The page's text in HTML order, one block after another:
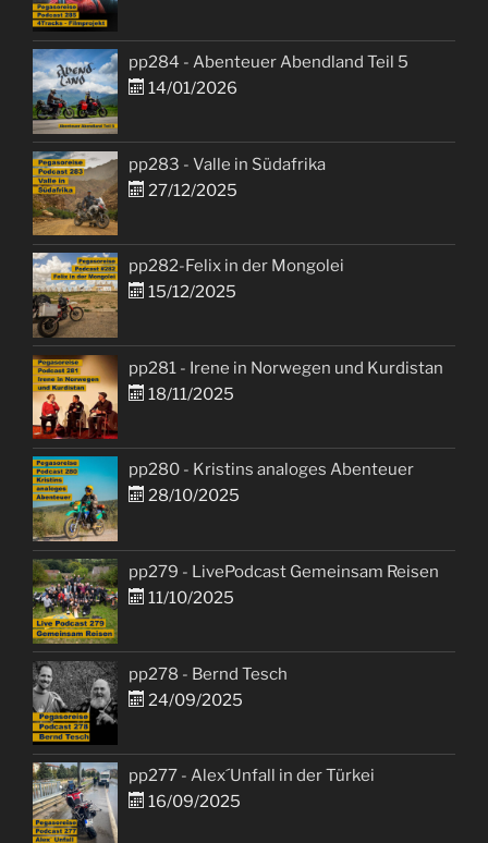
pp284 - Abenteuer Abendland Teil 5
14/01/2026
pp283 - Valle in Südafrika
27/12/2025
pp282-Felix in der Mongolei
15/12/2025
pp281 - Irene in Norwegen und Kurdistan
18/11/2025
pp280 - Kristins analoges Abenteuer
28/10/2025
pp279 - LivePodcast Gemeinsam Reisen
11/10/2025
pp278 - Bernd Tesch
24/09/2025
pp277 - Alex´Unfall in der Türkei
16/09/2025